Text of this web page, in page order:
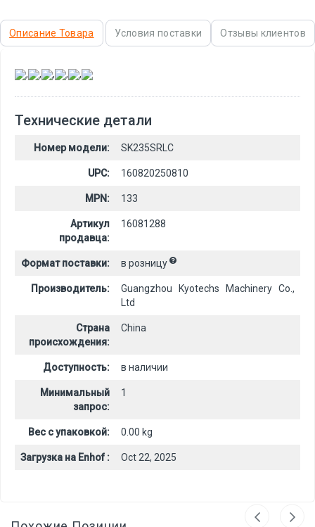
Описание Товара Условия поставки Отзывы клиентов
, , , , ,
Технические детали
Номер модели: SK235SRLC
UPC: 160820250810
MPN: 133
Артикул
продавца:
16081288
Формат поставки: в розницу
Производитель:
Guangzhou Kyotechs Machinery Co.,
Ltd
Страна
происхождения:
China
Доступность: в наличии
Минимальный
запрос:
1
Вес с упаковкой: 0.00 kg
Загрузка на Enhof : Oct 22, 2025